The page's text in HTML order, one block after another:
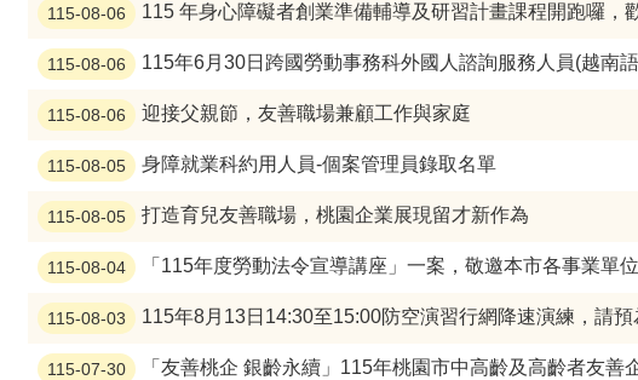
115-08-06 115 年身心障礙者創業準備輔導及研習計畫課程開跑囉，
115-08-06 115年6月30日跨國勞動事務科外國人諮詢服務人員(越南
115-08-06 迎接父親節，友善職場兼顧工作與家庭
115-08-05 身障就業科約用人員-個案管理員錄取名單
115-08-05 打造育兒友善職場，桃園企業展現留才新作為
115-08-04 「115年度勞動法令宣導講座」一案，敬邀本市各事業單
115-08-03 115年8月13日14:30至15:00防空演習行網降速演練，請預為因應
115-07-30 「友善桃企 銀齡永續」115年桃園市中高齡及高齡者友善企業認